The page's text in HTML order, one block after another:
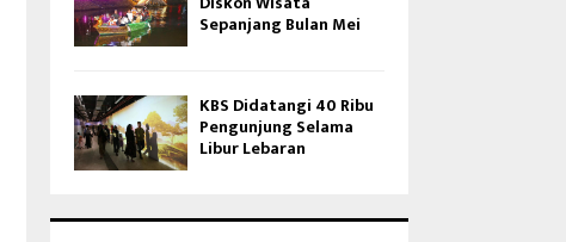
Sepanjang Bulan Mei
KBS Didatangi 40 Ribu
Pengunjung Selama
Libur Lebaran